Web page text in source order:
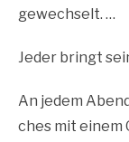
gewechselt. …
Jeder bringt
An jedem
ches mit einem